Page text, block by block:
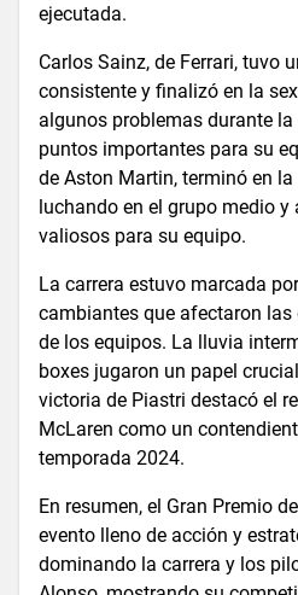
ejecutada.
Carlos Sainz, de Ferrari, tuvo
consistente y finalizó en la
algunos problemas durante
puntos importantes para su
de Aston Martin, terminó en
luchando en el grupo medio
valiosos para su equipo​​.
La carrera estuvo marcada
cambiantes que afectaron
de los equipos. La lluvia
boxes jugaron un papel
victoria de Piastri destacó el
McLaren como un
temporada 2024.
En resumen, el Gran Premio
evento lleno de acción y
dominando la carrera y los